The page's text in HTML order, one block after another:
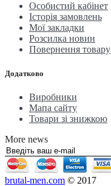
Особистий кабінет
Історія замовлень
Мої закладки
Розсилка новин
Повернення товару
Додатково
Виробники
Мапа сайту
Товари зі знижкою
More news
brutal-men.com © 2017